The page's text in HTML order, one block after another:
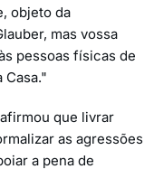
objeto da
mas vossa
pessoas físicas de
Casa."
que livrar
as agressões
a pena de